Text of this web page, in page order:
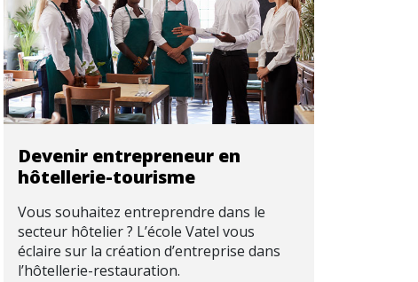
Devenir entrepreneur en
hôtellerie-tourisme
Vous souhaitez entreprendre dans le
secteur hôtelier ? L’école Vatel vous
éclaire sur la création d’entreprise dans
l’hôtellerie-restauration.